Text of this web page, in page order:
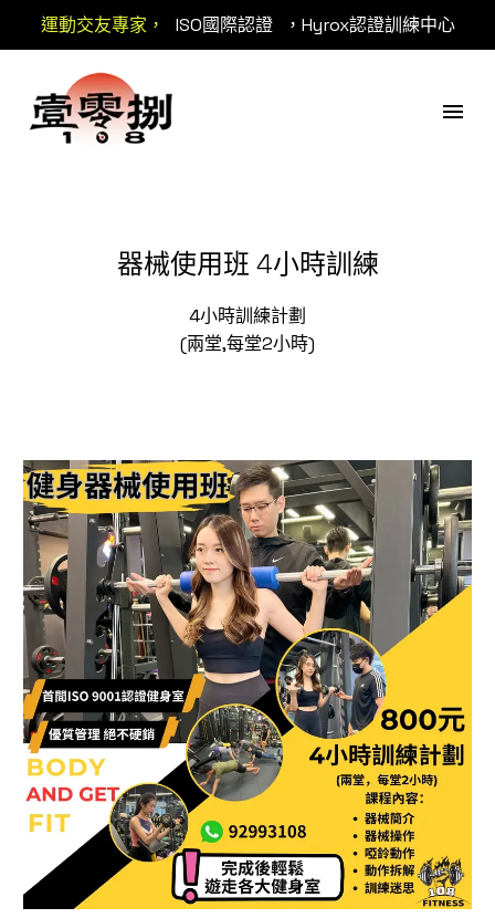
運動交友專家， ISO國際認證 ，Hyrox認證訓練中心
器械使用班 4小時訓練
4小時訓練計劃
(兩堂,每堂2小時)